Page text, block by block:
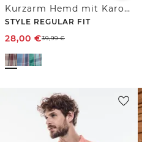
Kurzarm Hemd mit Karomuster
STYLE REGULAR FIT
28,00 €39,99€